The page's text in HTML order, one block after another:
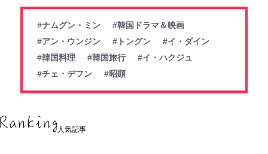
#ナムグン・ミン
#韓国ドラマ＆映画
#アン・ウンジン
#トングン
#イ・ダイン
#韓国料理
#韓国旅行
#イ・ハクジュ
#チェ・デフン
#昭顕
人気記事